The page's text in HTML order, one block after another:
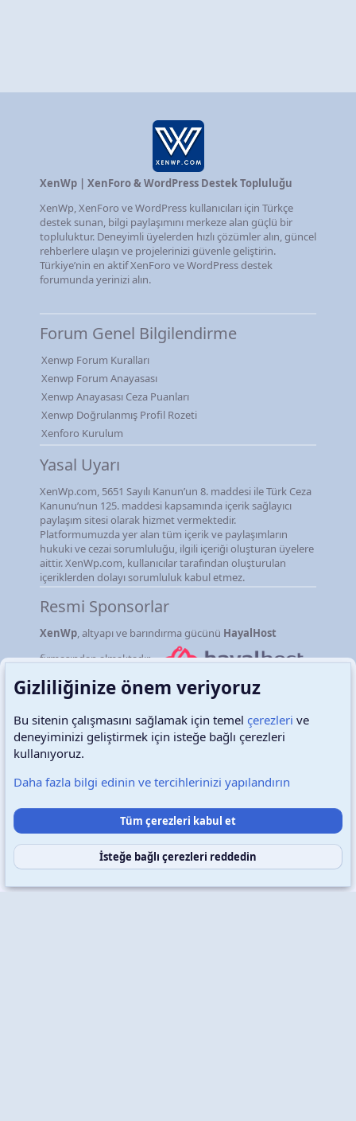
XenWp | XenForo & WordPress Destek Topluluğu
XenWp, XenForo ve WordPress kullanıcıları için Türkçe
destek sunan, bilgi paylaşımını merkeze alan güçlü bir
topluluktur. Deneyimli üyelerden hızlı çözümler alın, güncel
rehberlere ulaşın ve projelerinizi güvenle geliştirin.
Türkiye’nin en aktif XenForo ve WordPress destek
forumunda yerinizi alın.
Forum Genel Bilgilendirme
Xenwp Forum Kuralları
Xenwp Forum Anayasası
Xenwp Anayasası Ceza Puanları
Xenwp Doğrulanmış Profil Rozeti
Xenforo Kurulum
Yasal Uyarı
XenWp.com, 5651 Sayılı Kanun’un 8. maddesi ile Türk Ceza
Kanunu’nun 125. maddesi kapsamında içerik sağlayıcı
paylaşım sitesi olarak hizmet vermektedir.
Platformumuzda yer alan tüm içerik ve paylaşımların
hukuki ve cezai sorumluluğu, ilgili içeriği oluşturan üyelere
aittir. XenWp.com, kullanıcılar tarafından oluşturulan
içeriklerden dolayı sorumluluk kabul etmez.
Resmi Sponsorlar
XenWp, altyapı ve barındırma gücünü HayalHost
firmasından almaktadır.
Türkçe (TR) Çerezler
Destek talepleri Bize ulaşın Şartlar ve kurallar
Gizlilik politikası Yardım Ana sayfa
S
Copyright © 2026 XenWp Telif Hakları Saklıdır
Gizliliğinize önem veriyoruz
Bu sitenin çalışmasını sağlamak için temel çerezleri ve
deneyiminizi geliştirmek için isteğe bağlı çerezleri
kullanıyoruz.
Daha fazla bilgi edinin ve tercihlerinizi yapılandırın
Tüm çerezleri kabul et
İsteğe bağlı çerezleri reddedin